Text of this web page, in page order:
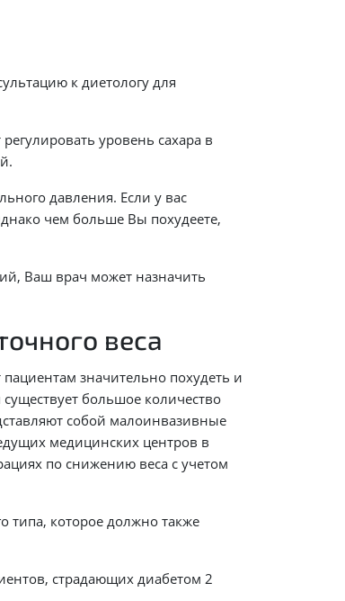
к диетологу для
уровень сахара в
давления. Если у вас
чем больше Вы похудеете,
Ваш врач может назначить
веса
значительно похудеть и
большое количество
собой малоинвазивные
медицинских центров в
по снижению веса с учетом
типа, которое должно также
страдающих диабетом 2